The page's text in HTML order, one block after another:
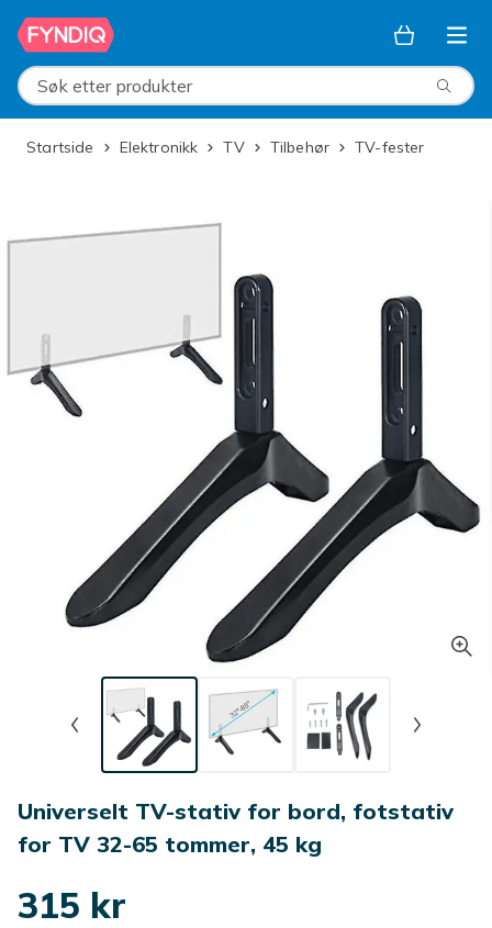
Hopp til hovedinnhold
Søk etter produkter
Startside Elektronikk TV Tilbehør TV-fester
Universelt TV-stativ for bord, fotstativ
for TV 32-65 tommer, 45 kg
315 kr